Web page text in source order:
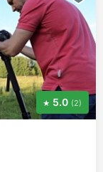
5.0 (2)